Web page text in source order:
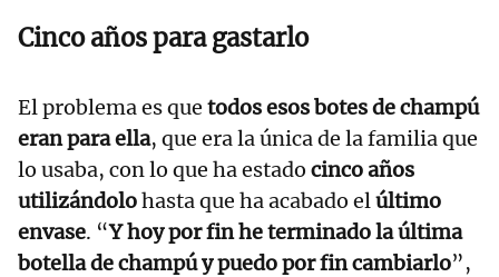
Cinco años para gastarlo
El problema es que todos esos botes de champú
eran para ella, que era la única de la familia que
lo usaba, con lo que ha estado cinco años
utilizándolohasta que ha acabado elúltimo
envase. “Y hoy por fin he terminado la última
botella de champú y puedo por fin cambiarlo”,